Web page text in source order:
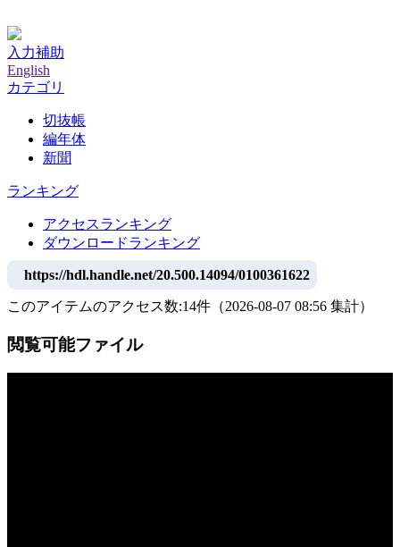
入力補助
English
カテゴリ
切抜帳
編年体
新聞
ランキング
アクセスランキング
ダウンロードランキング
https://hdl.handle.net/20.500.14094/0100361622
このアイテムのアクセス数:14件 （2026-08-07 08:56 集計）
閲覧可能ファイル